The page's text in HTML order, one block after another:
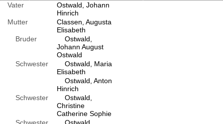
Vater
Ostwald, Johann
Hinrich
Mutter
Classen, Augusta
Elisabeth
Bruder
Ostwald,
Johann August
Ostwald
Schwester
Ostwald, Maria
Elisabeth
Ostwald, Anton
Hinrich
Schwester
Ostwald,
Christine
Catherine Sophie
Schwester
Ostwald,